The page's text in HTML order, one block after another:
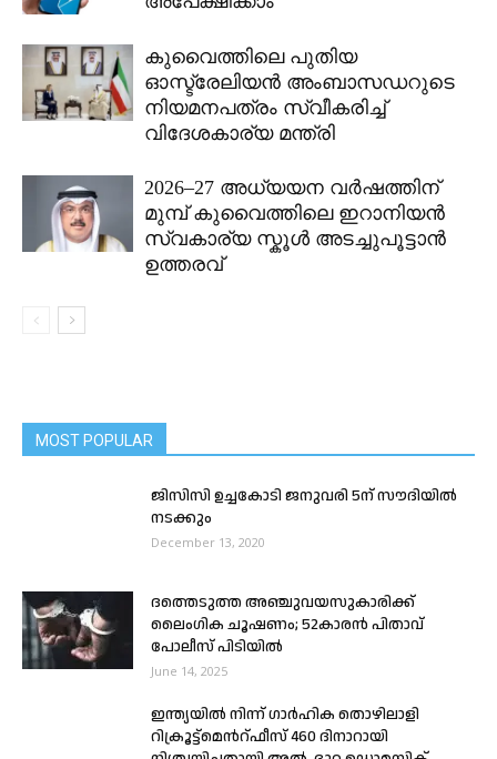
കുവൈത്തിലെ പുതിയ
ഓസ്ട്രേലിയൻ അംബാസഡറുടെ
നിയമനപത്രം സ്വീകരിച്ച്
വിദേശകാര്യ മന്ത്രി
2026–27 അധ്യയന വർഷത്തിന്
മുമ്പ് കുവൈത്തിലെ ഇറാനിയൻ
സ്വകാര്യ സ്കൂൾ അടച്ചുപൂട്ടാൻ
ഉത്തരവ്
MOST POPULAR
ജിസിസി ഉച്ചകോടി ജനുവരി 5ന് സൗദിയിൽ
നടക്കും
December 13, 2020
ദത്തെടുത്ത അഞ്ചുവയസുകാരിക്ക്
ലൈംഗിക ചൂഷണം; 52കാരൻ പിതാവ്
പോലീസ് പിടിയിൽ
June 14, 2025
ഇന്ത്യയിൽ നിന്ന് ഗാർഹിക തൊഴിലാളി
റിക്രൂട്ട്മെൻറ്ഫീസ് 460 ദിനാറായി